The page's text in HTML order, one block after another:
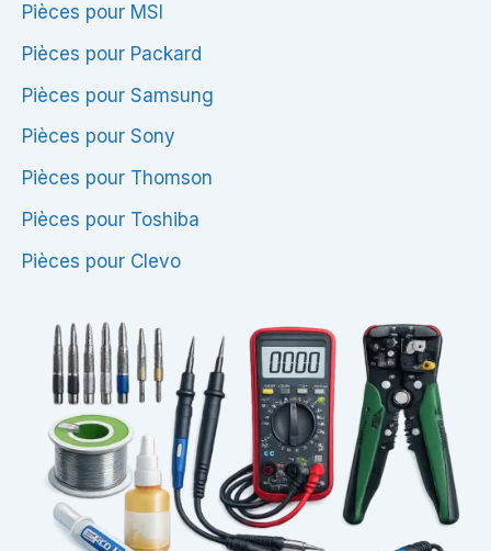
Pièces pour MSI
Pièces pour Packard
Pièces pour Samsung
Pièces pour Sony
Pièces pour Thomson
Pièces pour Toshiba
Pièces pour Clevo